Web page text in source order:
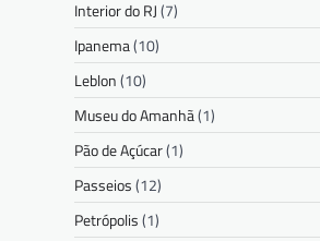
Interior do RJ(7)
Ipanema(10)
Leblon(10)
Museu do Amanhã(1)
Pão de Açúcar(1)
Passeios(12)
Petrópolis(1)